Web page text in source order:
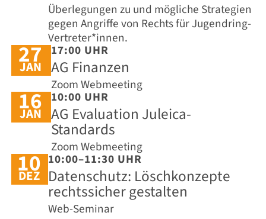
Überlegungen zu und mögliche Strategien
gegen Angriffe von Rechts für Jugendring-
Vertreter*innen.
27
JAN
17:00 UHR
AG Finanzen
Zoom Webmeeting
16
JAN
10:00 UHR
AG Evaluation Juleica-
Standards
Zoom Webmeeting
10
DEZ
10:00–11:30 UHR
Datenschutz: Löschkonzepte
rechtssicher gestalten
Web-Seminar